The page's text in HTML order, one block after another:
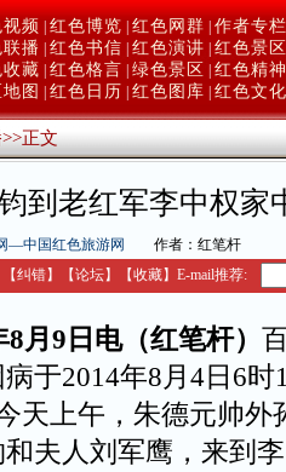
频 红色博览 红色网群 作者专栏
播 红色书信 红色演讲 红色景区
藏 红色格言 绿色景区
红色精神
图
红色日历 红色图库 红色文化
>>正文
到老红军李中权家
—中国红色旅游网
作者：红笔杆
【纠错】 【论坛】 【收藏】 E-mail推荐:
月9日电（红笔杆）
于2014年8月4日6时
天上午，朱德元帅外
夫人刘军鹰，来到